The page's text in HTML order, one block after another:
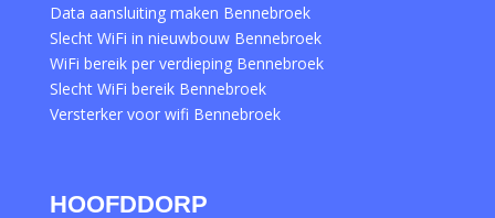
Data aansluiting maken Bennebroek
Slecht WiFi in nieuwbouw Bennebroek
WiFi bereik per verdieping Bennebroek
Slecht WiFi bereik Bennebroek
Versterker voor wifi Bennebroek
HOOFDDORP